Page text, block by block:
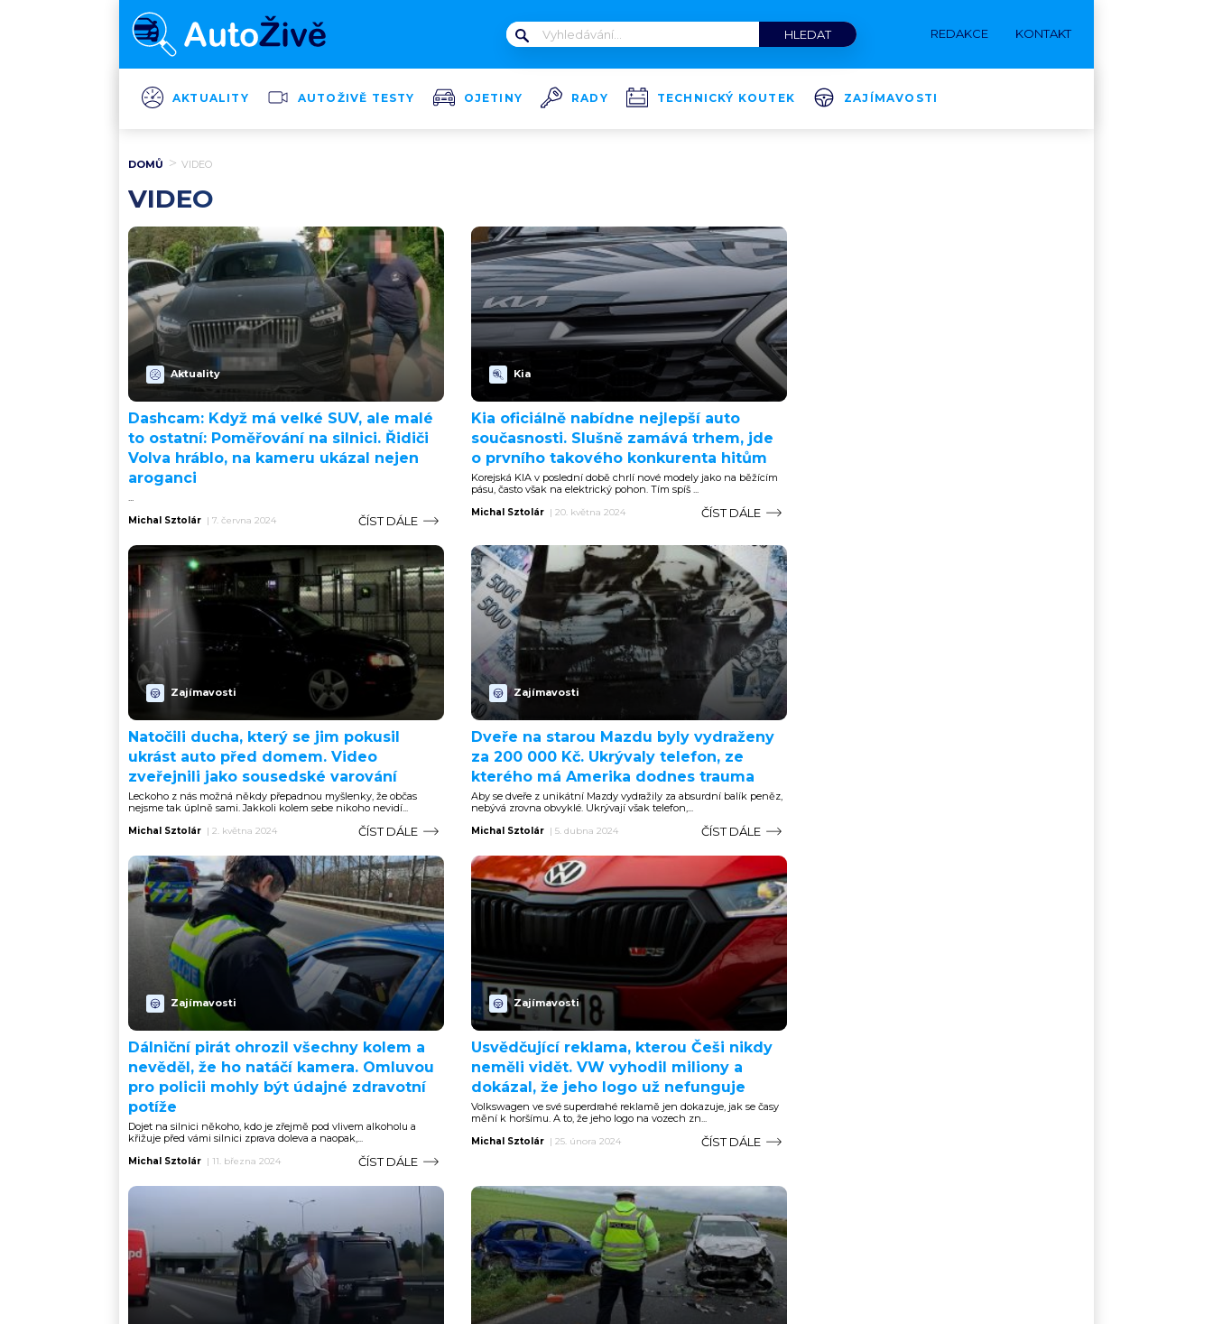
REDAKCE KONTAKT
AKTUALITY AUTOŽIVĚ TESTY OJETINY RADY TECHNICKÝ KOUTEK ZAJÍMAVOSTI
DOMŮ VIDEO
VIDEO
Aktuality
Dashcam: Když má velké SUV, ale malé
to ostatní: Poměřování na silnici. Řidiči
Volva hráblo, na kameru ukázal nejen
aroganci
...
Michal Sztolár | 7. června 2024 ČÍST DÁLE
Kia
Kia oficiálně nabídne nejlepší auto
současnosti. Slušně zamává trhem, jde
o prvního takového konkurenta hitům
Korejská KIA v poslední době chrlí nové modely jako na běžícím
pásu, často však na elektrický pohon. Tím spíš ...
Michal Sztolár | 20. května 2024 ČÍST DÁLE
Zajímavosti
Natočili ducha, který se jim pokusil
ukrást auto před domem. Video
zveřejnili jako sousedské varování
Leckoho z nás možná někdy přepadnou myšlenky, že občas
nejsme tak úplně sami. Jakkoli kolem sebe nikoho nevidí...
Michal Sztolár | 2. května 2024 ČÍST DÁLE
Zajímavosti
Dveře na starou Mazdu byly vydraženy
za 200 000 Kč. Ukrývaly telefon, ze
kterého má Amerika dodnes trauma
Aby se dveře z unikátní Mazdy vydražily za absurdní balík peněz,
nebývá zrovna obvyklé. Ukrývají však telefon,...
Michal Sztolár | 5. dubna 2024 ČÍST DÁLE
Zajímavosti
Dálniční pirát ohrozil všechny kolem a
nevěděl, že ho natáčí kamera. Omluvou
pro policii mohly být údajné zdravotní
potíže
Dojet na silnici někoho, kdo je zřejmě pod vlivem alkoholu a
křižuje před vámi silnici zprava doleva a naopak,...
Michal Sztolár | 11. března 2024 ČÍST DÁLE
Zajímavosti
Usvědčující reklama, kterou Češi nikdy
neměli vidět. VW vyhodil miliony a
dokázal, že jeho logo už nefunguje
Volkswagen ve své superdrahé reklamě jen dokazuje, jak se časy
mění k horšímu. A to, že jeho logo na vozech zn...
Michal Sztolár | 25. února 2024 ČÍST DÁLE